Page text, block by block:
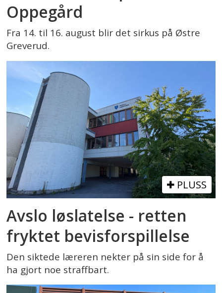
Oppegård
Fra 14. til 16. august blir det sirkus på Østre
Greverud.
PLUSS
Avslo løslatelse - retten
fryktet bevisforspillelse
Den siktede læreren nekter på sin side for å
ha gjort noe straffbart.